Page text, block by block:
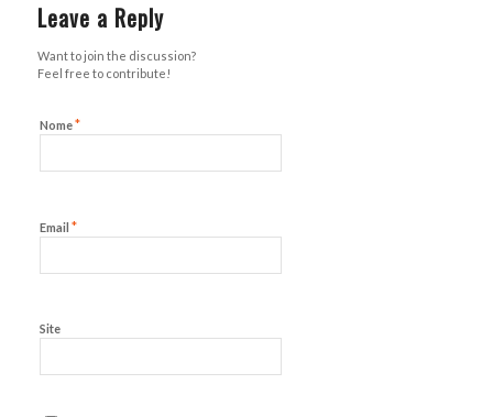
Leave a Reply
Want to join the discussion?
Feel free to contribute!
Nome*
Email *
Site